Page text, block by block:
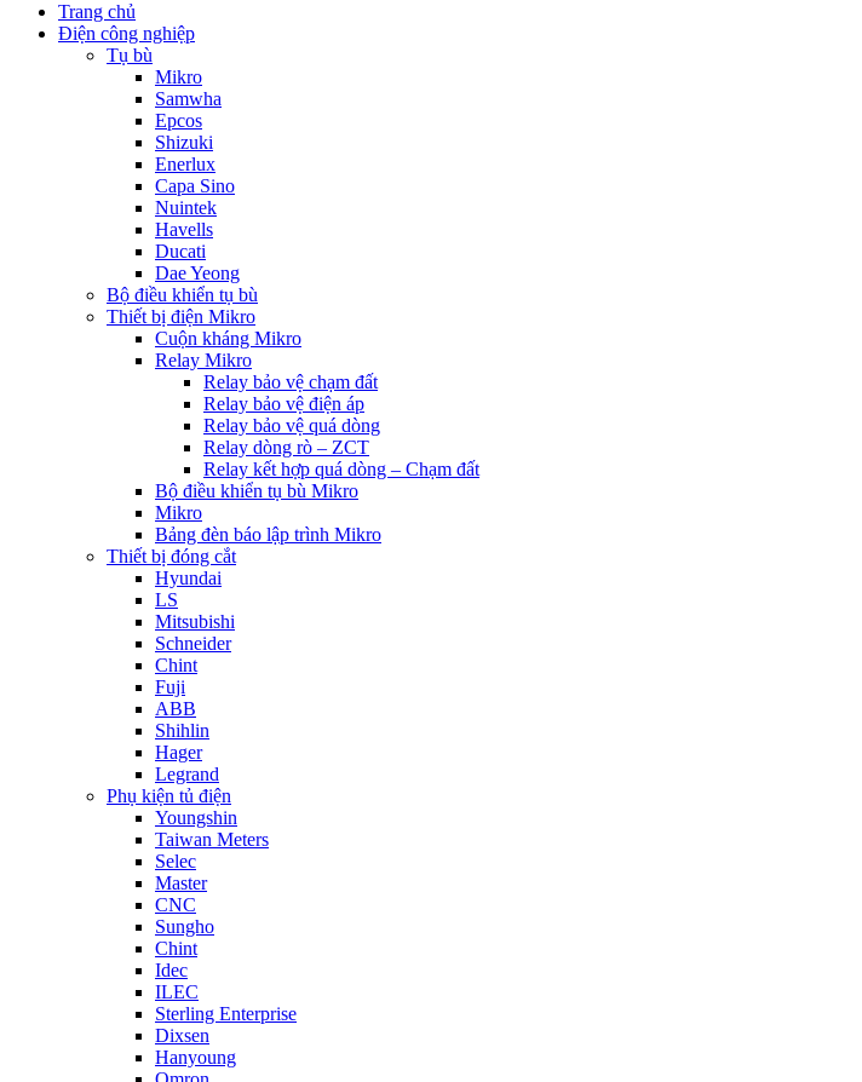
Trang chủ
Điện công nghiệp
Tụ bù
Mikro
Samwha
Epcos
Shizuki
Enerlux
Capa Sino
Nuintek
Havells
Ducati
Dae Yeong
Bộ điều khiển tụ bù
Thiết bị điện Mikro
Cuộn kháng Mikro
Relay Mikro
Relay bảo vệ chạm đất
Relay bảo vệ điện áp
Relay bảo vệ quá dòng
Relay dòng rò – ZCT
Relay kết hợp quá dòng – Chạm đất
Bộ điều khiển tụ bù Mikro
Mikro
Bảng đèn báo lập trình Mikro
Thiết bị đóng cắt
Hyundai
LS
Mitsubishi
Schneider
Chint
Fuji
ABB
Shihlin
Hager
Legrand
Phụ kiện tủ điện
Youngshin
Taiwan Meters
Selec
Master
CNC
Sungho
Chint
Idec
ILEC
Sterling Enterprise
Dixsen
Hanyoung